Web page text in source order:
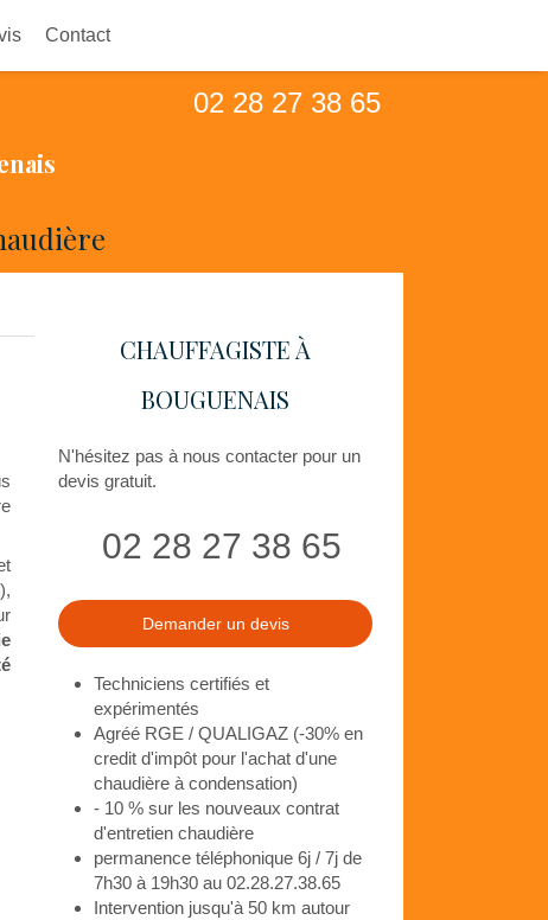
Contact
02 28 27 38 65
CHAUFFAGISTE À
BOUGUENAIS
N'hésitez pas à nous contacter pour un
devis gratuit.
02 28 27 38 65
Demander un devis
Techniciens certifiés et
expérimentés
Agréé RGE / QUALIGAZ (-30% en
credit d'impôt pour l'achat d'une
chaudière à condensation)
- 10 % sur les nouveaux contrat
d'entretien chaudière
permanence téléphonique 6j / 7j de
7h30 à 19h30 au 02.28.27.38.65
Intervention jusqu'à 50 km autour